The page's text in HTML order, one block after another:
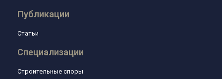
Публикации
Статьи
Специализации
Строительные споры